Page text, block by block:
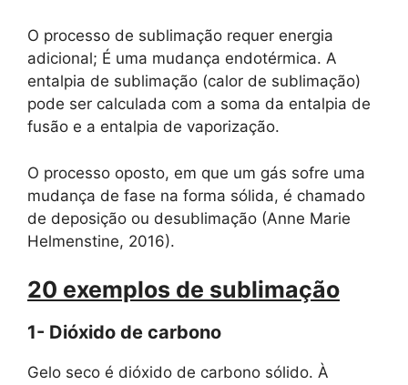
O processo de sublimação requer energia
adicional; É uma mudança endotérmica. A
entalpia de sublimação (calor de sublimação)
pode ser calculada com a soma da entalpia de
fusão e a entalpia de vaporização.
O processo oposto, em que um gás sofre uma
mudança de fase na forma sólida, é chamado
de deposição ou desublimação (Anne Marie
Helmenstine, 2016).
20 exemplos de sublimação
1- Dióxido de carbono
Gelo seco é dióxido de carbono sólido. À